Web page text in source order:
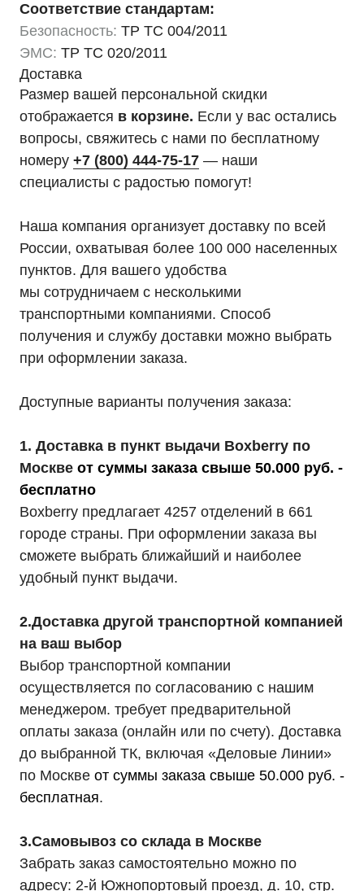
Соответствие стандартам:
Безопасность: ТР ТС 004/2011
ЭМС: ТР ТС 020/2011
Доставка
Размер вашей персональной скидки
отображается в корзине. Если у вас остались
вопросы, свяжитесь с нами по бесплатному
номеру +7 (800) 444-75-17 — наши
специалисты с радостью помогут!
Наша компания организует доставку по всей
России, охватывая более 100 000 населенных
пунктов. Для вашего удобства
мы сотрудничаем с несколькими
транспортными компаниями. Способ
получения и службу доставки можно выбрать
при оформлении заказа.
Доступные варианты получения заказа:
1. Доставка в пункт выдачи Boxberry по
Москве от суммы заказа свыше 50.000 руб. -
бесплатно
Boxberry предлагает 4257 отделений в 661
городе страны. При оформлении заказа вы
сможете выбрать ближайший и наиболее
удобный пункт выдачи.
2.Доставка другой транспортной компанией
на ваш выбор
Выбор транспортной компании
осуществляется по согласованию с нашим
менеджером. требует предварительной
оплаты заказа (онлайн или по счету). Доставка
до выбранной ТК, включая «Деловые Линии»
по Москве от суммы заказа свыше 50.000 руб. -
бесплатная.
3.Самовывоз со склада в Москве
Забрать заказ самостоятельно можно по
адресу: 2-й Южнопортовый проезд, д. 10, стр.